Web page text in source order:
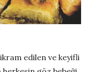
edilen ve keyifli